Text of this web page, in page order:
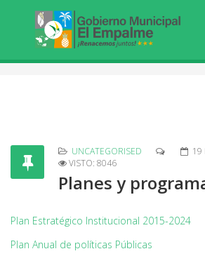
UNCATEGORISED
19
VISTO: 8046
Planes y
Plan Estratégico Institucional 2015-2024
Plan Anual de políticas Públicas